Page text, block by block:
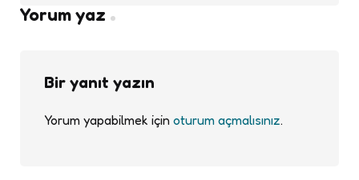
Yorum yaz
Bir yanıt yazın
Yorum yapabilmek için oturum açmalısınız.